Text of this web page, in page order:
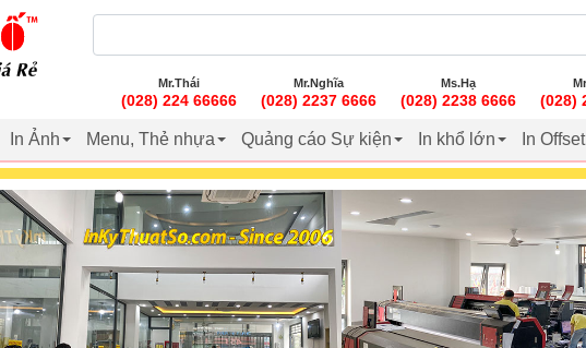
Mr.Thái
(028) 224 66666
Mr.Nghĩa
(028) 2237 6666
Ms.Hạ
(028) 2238 6666 (028)
In Ảnh Menu, Thẻ nhựa Quảng cáo Sự kiện In khổ lớn In